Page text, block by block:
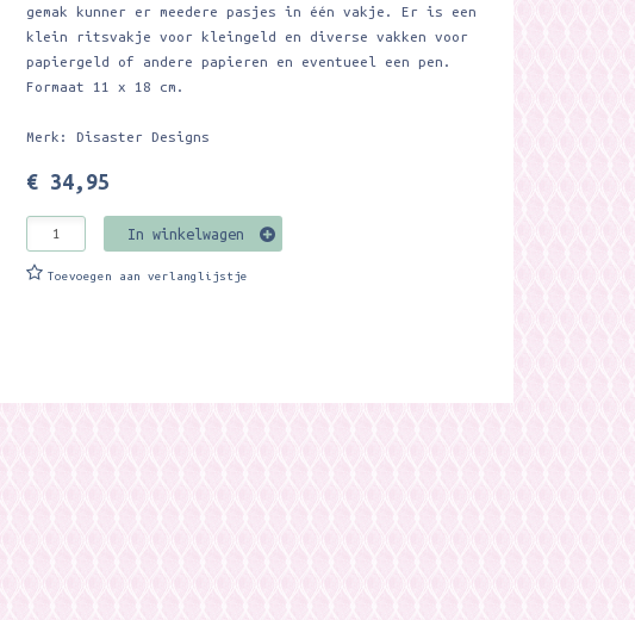
gemak kunner er meedere pasjes in één vakje. Er is een
klein ritsvakje voor kleingeld en diverse vakken voor
papiergeld of andere papieren en eventueel een pen.
Formaat 11 x 18 cm.
Merk: Disaster Designs
€ 34,95
In winkelwagen
Toevoegen aan verlanglijstje